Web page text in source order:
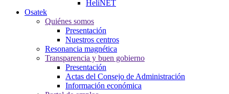
HeliNET
Osatek
Quiénes somos
Presentación
Nuestros centros
Resonancia magnética
Transparencia y buen gobierno
Presentación
Actas del Consejo de Administración
Información económica